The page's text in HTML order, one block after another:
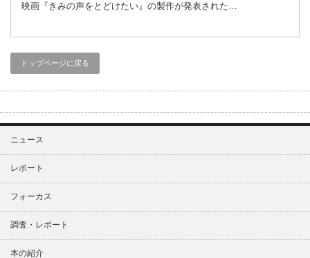
映画『きみの声をとどけたい』の製作が発表された…
トップページに戻る
ニュース
レポート
フォーカス
調査・レポート
本の紹介